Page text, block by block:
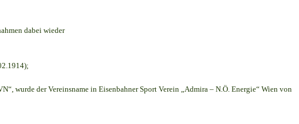
dabei wieder
wurde der Vereinsname in Eisenbahner Sport Verein „Admira – N.Ö. Energie“ Wien von